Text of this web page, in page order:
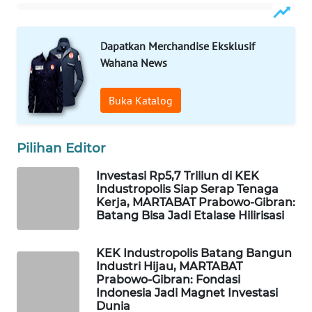
Dapatkan Merchandise Eksklusif
Wahana News
Buka Katalog
Pilihan Editor
Investasi Rp5,7 Triliun di KEK
Industropolis Siap Serap Tenaga
Kerja, MARTABAT Prabowo-Gibran:
Batang Bisa Jadi Etalase Hilirisasi
KEK Industropolis Batang Bangun
Industri Hijau, MARTABAT
Prabowo-Gibran: Fondasi
Indonesia Jadi Magnet Investasi
Dunia
WAHANA
OTOMOTIF
WAHANA
HEALTH
WAHANA